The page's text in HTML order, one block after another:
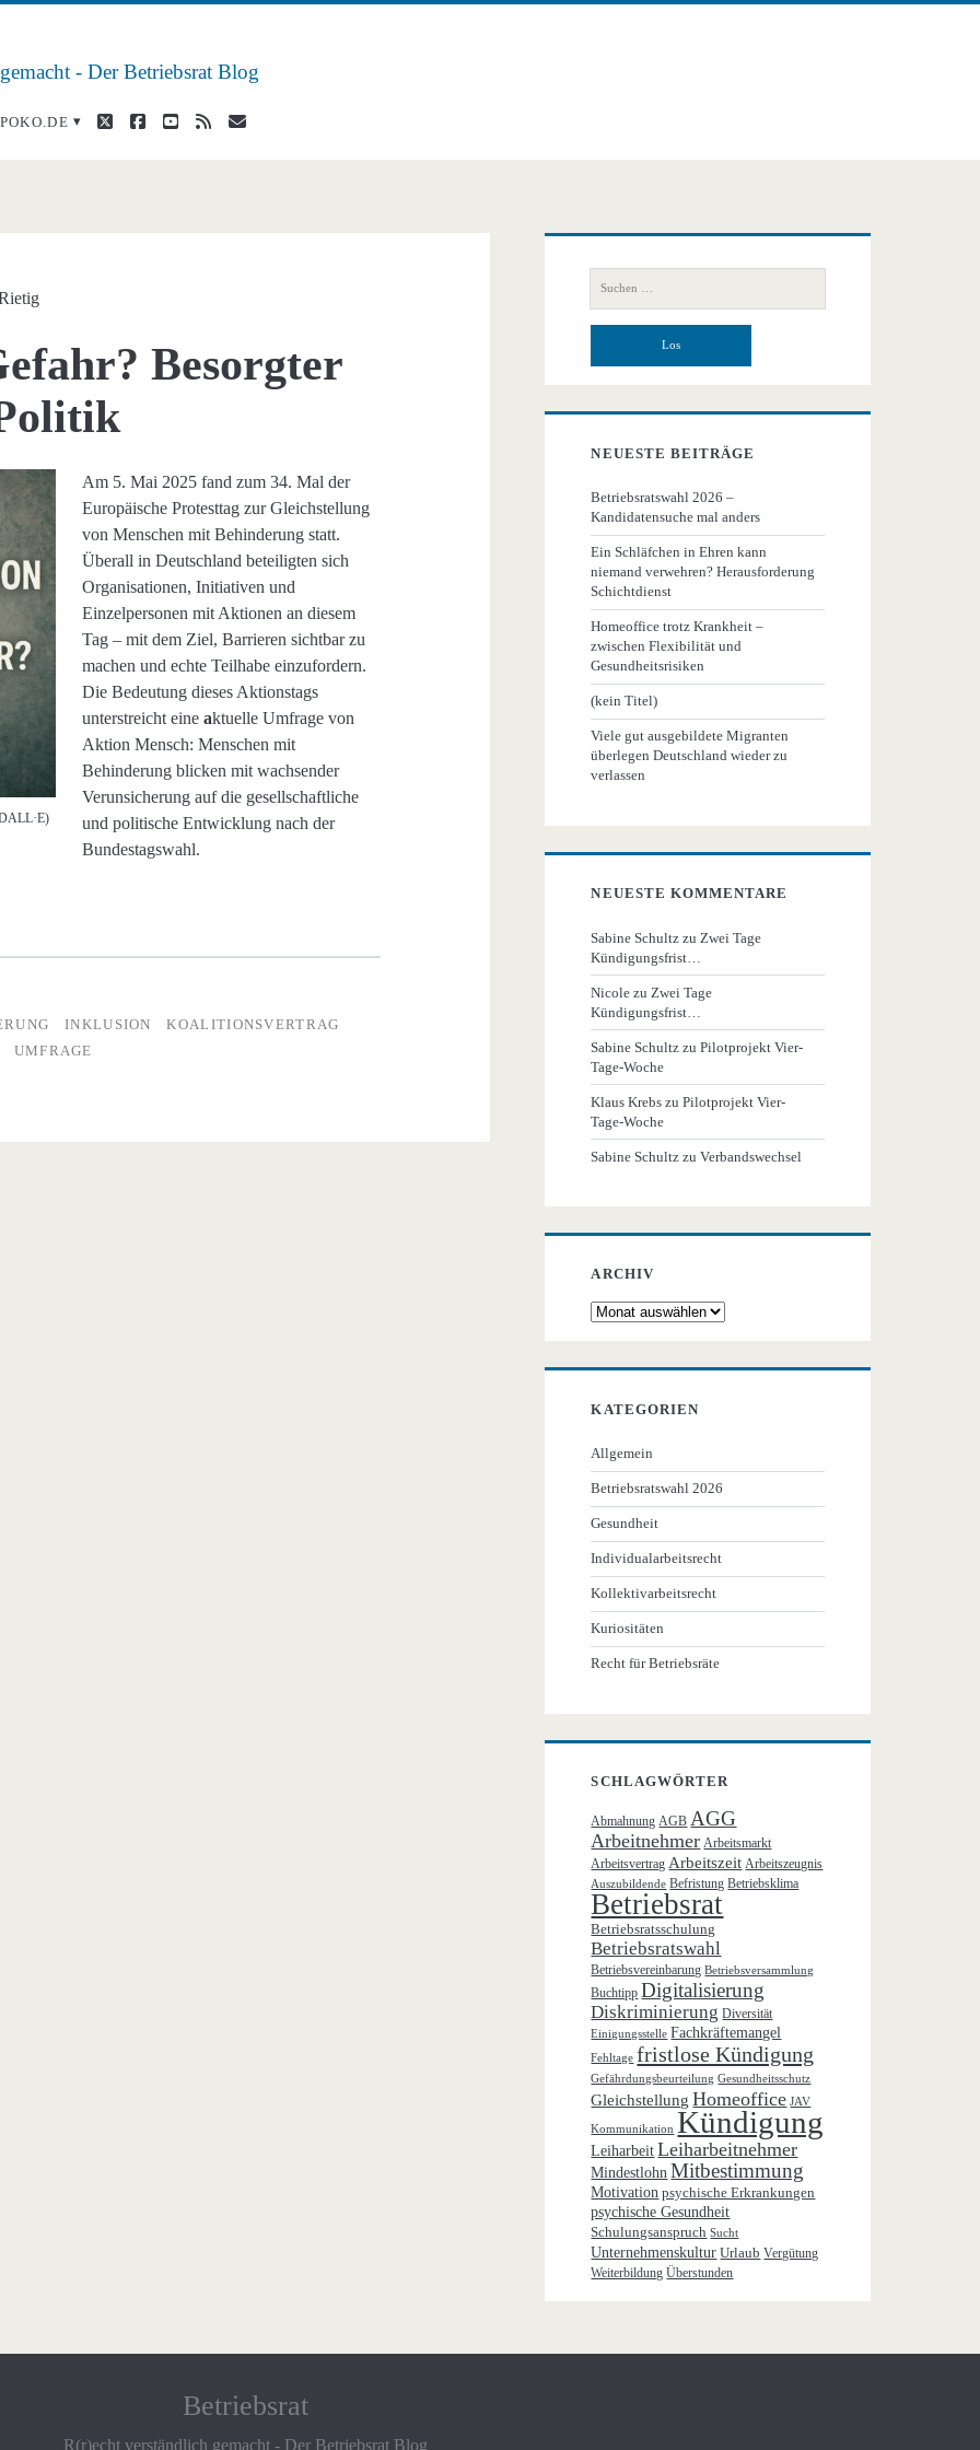
- Der Betriebsrat Blog
POKO.DE twitterfacebook
youtube
rss E-
Besorgter
Am 5. Mai 2025 fand zum 34. Mal der
Europäische Protesttag zur Gleichstellung
von Menschen mit Behinderung statt.
Überall in Deutschland beteiligten sich
Organisationen, Initiativen und
Einzelpersonen mit Aktionen an diesem
Tag – mit dem Ziel, Barrieren sichtbar zu
machen und echte Teilhabe einzufordern.
Die Bedeutung dieses Aktionstags
unterstreicht eineaktuelle Umfrage von
Aktion Mensch: Menschen mit
Behinderung blicken mit wachsender
Verunsicherung auf die gesellschaftliche
und politische Entwicklung nach der
Bundestagswahl.
INKLUSION
KOALITIONSVERTRAG
UMFRAGE
Primäre
Seitenleiste
nach:
NEUESTE BEITRÄGE
Betriebsratswahl 2026 –
Kandidatensuche mal anders
Ein Schläfchen in Ehren kann
niemand verwehren? Herausforderung
Schichtdienst
Homeoffice trotz Krankheit –
zwischen Flexibilität und
Gesundheitsrisiken
(kein Titel)
Viele gut ausgebildete Migranten
überlegen Deutschland wieder zu
verlassen
NEUESTE KOMMENTARE
Sabine Schultz zu Zwei Tage
Kündigungsfrist…
Nicole zu Zwei Tage
Kündigungsfrist…
Sabine Schultz zuPilotprojekt Vier-
Tage-Woche
Klaus Krebs zuPilotprojekt Vier-
Tage-Woche
Sabine Schultz zuVerbandswechsel
ARCHIV
Archiv
KATEGORIEN
Allgemein
Betriebsratswahl 2026
Gesundheit
Individualarbeitsrecht
Kollektivarbeitsrecht
Kuriositäten
Recht für Betriebsräte
SCHLAGWÖRTER
Abmahnung AGB AGG
Arbeitnehmer Arbeitsmarkt
Arbeitsvertrag Arbeitszeit Arbeitszeugnis
Auszubildende Befristung Betriebsklima
Betriebsrat
Betriebsratsschulung
Betriebsratswahl
Betriebsvereinbarung Betriebsversammlung
Buchtipp Digitalisierung
Diskriminierung Diversität
Einigungsstelle Fachkräftemangel
Fehltage fristlose Kündigung
Gefährdungsbeurteilung Gesundheitsschutz
Gleichstellung Homeoffice JAV
Kommunikation Kündigung
Leiharbeit Leiharbeitnehmer
Mindestlohn Mitbestimmung
Motivation psychische Erkrankungen
psychische Gesundheit
Schulungsanspruch Sucht
Unternehmenskultur Urlaub Vergütung
Weiterbildung Überstunden
Betriebsrat
R(r)echt verständlich gemacht - Der Betriebsrat Blog